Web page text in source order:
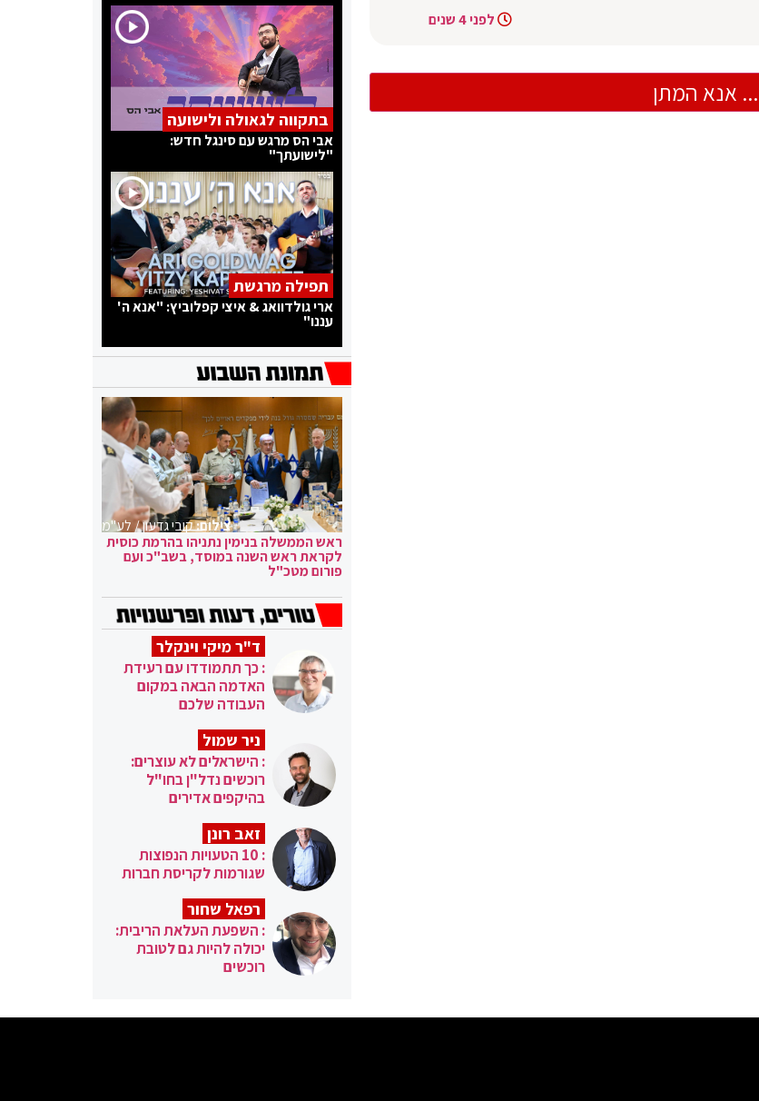
לפני 4 שנים
אנא המתן
בתקווה לגאולה ולישועה
אבי הס מרגש עם סינגל חדש:
"לישועתך"
תפילה מרגשת
ארי גולדוואג & איצי קפלוביץ: "אנא ה'
עננו"
צילום:קובי גדעון / לע"מ
ראש הממשלה בנימין נתניהו בהרמת כוסית
לקראת ראש השנה במוסד, בשב"כ ועם
פורום מטכ"ל
ד"ר מיקי וינקלר
: כך תתמודדו עם רעידת
האדמה הבאה במקום
העבודה שלכם
ניר שמול
: הישראלים לא עוצרים:
רוכשים נדל"ן בחו"ל
בהיקפים אדירים
זאב רונן
: 10 הטעויות הנפוצות
שגורמות לקריסת חברות
רפאל שחור
: השפעת העלאת הריבית:
יכולה להיות גם לטובת
רוכשים